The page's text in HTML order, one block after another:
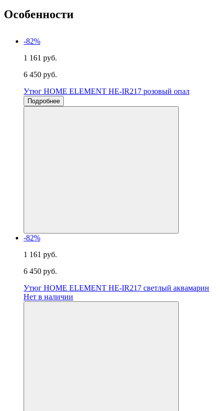
Особенности
-82%
1 161 руб.
6 450 руб.
Утюг HOME ELEMENT HE-IR217 розовый опал
Подробнее
-82%
1 161 руб.
6 450 руб.
Утюг HOME ELEMENT HE-IR217 светлый аквамарин
Нет в наличии